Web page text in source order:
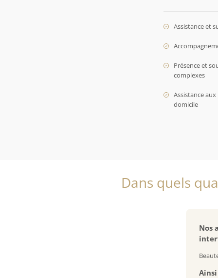
Assistance et
Présence et
complexes
Assistance
domicile
Dans quels
Nos